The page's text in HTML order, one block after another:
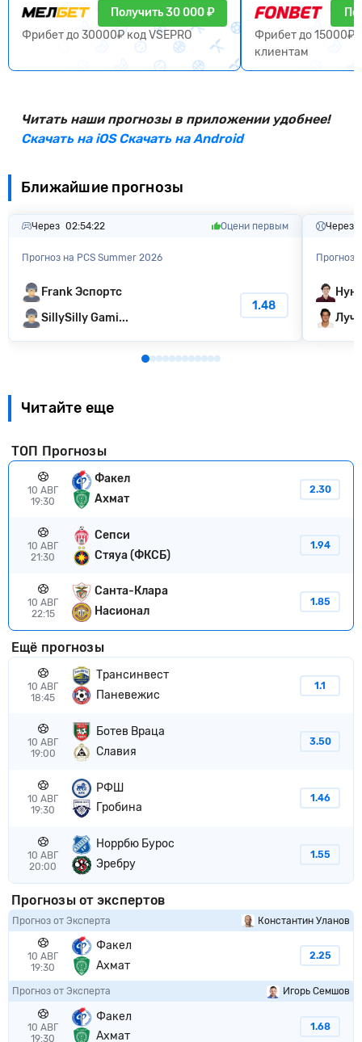
Получить 30 000 ₽
Фрибет до 30000₽ код VSEPRO
Фрибет до 15000₽
клиентам
Читать наши прогнозы в приложении удобнее!
Скачать на iOSСкачать на Android
Ближайшие прогнозы
Через 02:54:21 Оцени первым
Прогноз на PCS Summer 2026
Frank Эспортс
SillySilly Gami...
1.48
Через
Прогноз
Читайте еще
ТОП Прогнозы
10 АВГ
19:30
Факел
Ахмат
2.30
10 АВГ
21:30
Сепси
Стяуа (ФКСБ)
1.94
10 АВГ
22:15
Санта-Клара
Насионал
1.85
Ещё прогнозы
10 АВГ
18:45
Трансинвест
Паневежис
1.1
10 АВГ
19:00
Ботев Враца
Славия
3.50
10 АВГ
19:30
РФШ
Гробина
1.46
10 АВГ
20:00
Норрбю Бурос
Эребру
1.55
Прогнозы от экспертов
Прогноз от Эксперта Константин Уланов
10 АВГ
19:30
Факел
Ахмат
2.25
Прогноз от Эксперта Игорь Семшов
10 АВГ
19:30
Факел
Ахмат
1.68